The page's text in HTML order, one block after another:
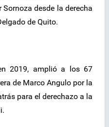
desde la derecha
de Quito.
2019, amplió a los 67
de Marco Angulo por la
para el derechazo a la